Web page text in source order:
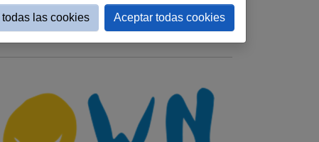
todas las cookies Aceptar todas cookies